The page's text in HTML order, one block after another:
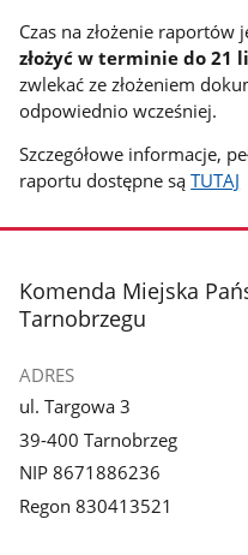
Czas na złożenie raportów
złożyć w terminie do 21
zwlekać ze złożeniem
odpowiednio wcześniej.
Szczegółowe informacje,
raportu dostępne są TUTAJ
stopka
Komenda Miejska
Tarnobrzegu
ADRES
ul. Targowa 3
39-400 Tarnobrzeg
NIP 8671886236
Regon 830413521